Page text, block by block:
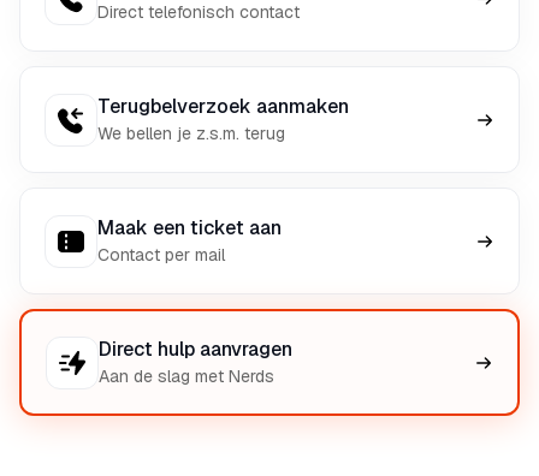
Direct telefonisch contact
Terugbelverzoek aanmaken
We bellen je z.s.m. terug
Maak een ticket aan
Contact per mail
Direct hulp aanvragen
Aan de slag met Nerds